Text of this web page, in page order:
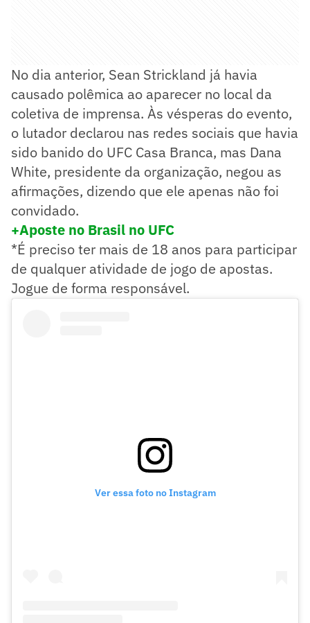
No dia anterior, Sean Strickland já havia
causado polêmica ao aparecer no local da
coletiva de imprensa. Às vésperas do evento,
o lutador declarou nas redes sociais que havia
sido banido do UFC Casa Branca, mas Dana
White, presidente da organização, negou as
afirmações, dizendo que ele apenas não foi
convidado.
+Aposte no Brasil no UFC
*É preciso ter mais de 18 anos para participar
de qualquer atividade de jogo de apostas.
Jogue de forma responsável.
Ver essa foto no Instagram